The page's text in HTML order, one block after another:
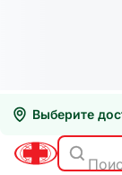
Выберите